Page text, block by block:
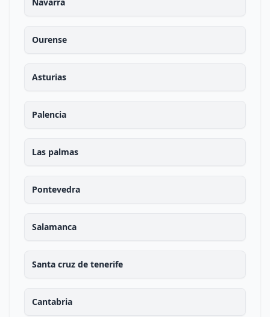
Ourense
Asturias
Palencia
Las palmas
Pontevedra
Salamanca
Santa cruz de tenerife
Cantabria